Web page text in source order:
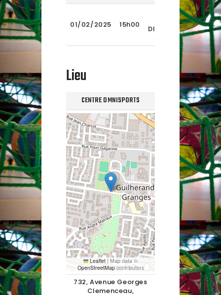
01/02/2025 15h00
DIVISION
AURA
2024-
2025
Lieu
CENTRE OMNISPORTS
Leaflet |Map data ©
OpenStreetMapcontributors
732, Avenue Georges
Clemenceau,